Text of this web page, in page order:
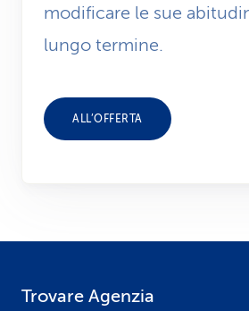
modificare le sue
lungo termine.
ALL’OFFERTA
Trovare Agenzia